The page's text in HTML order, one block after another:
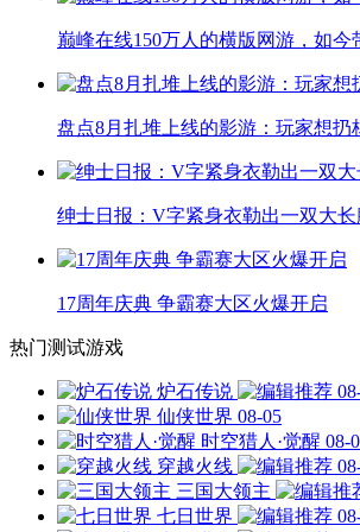
巅峰在线150万人的横版网游，如今
盘点8月扎堆上线的影游：玩家想扔
绅士日报：V字紧身衣勒出一双大
17周年庆典 争霸赛大区火爆开启
热门测试游戏
炉石传说
仙侠世界 08-05
时空猎人·觉醒 08-
穿越火线
三国大领主
七日世界